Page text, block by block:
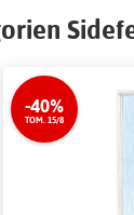
-40%
TOM. 15/8